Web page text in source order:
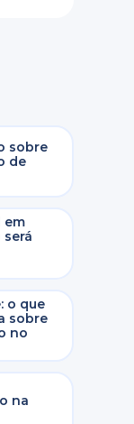
sobre
de
em
será
o que
sobre
no
na